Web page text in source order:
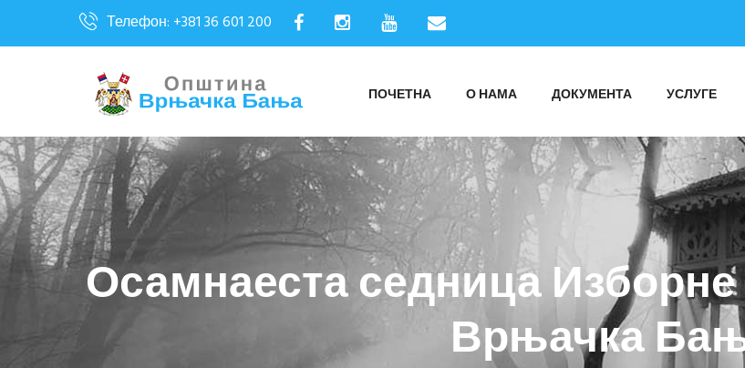
Телефон: +381 36 601 200
ПОЧЕТНА О НАМА ДОКУМЕНТА УСЛУГЕ
Осамнаеста седница
Врњачка